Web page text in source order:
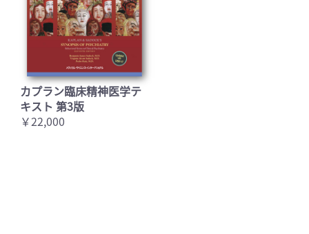
カプラン臨床精神医学テ
キスト 第3版
￥22,000